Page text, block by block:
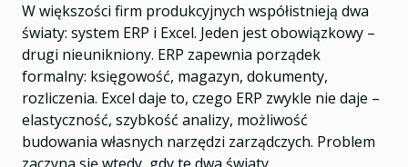
W większości firm produkcyjnych współistnieją dwa
światy: system ERP i Excel. Jeden jest obowiązkowy –
drugi nieunikniony. ERP zapewnia porządek
formalny: księgowość, magazyn, dokumenty,
rozliczenia. Excel daje to, czego ERP zwykle nie daje –
elastyczność, szybkość analizy, możliwość
budowania własnych narzędzi zarządczych. Problem